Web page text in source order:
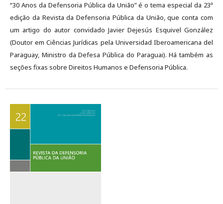
“30 Anos da Defensoria Pública da União” é o tema especial da 23ª
edição da Revista da Defensoria Pública da União, que conta com
um artigo do autor convidado Javier Dejesús Esquivel González
(Doutor em Ciências Jurídicas pela Universidad Iberoamericana del
Paraguay, Ministro da Defesa Pública do Paraguai). Há também as
seções fixas sobre Direitos Humanos e Defensoria Pública.